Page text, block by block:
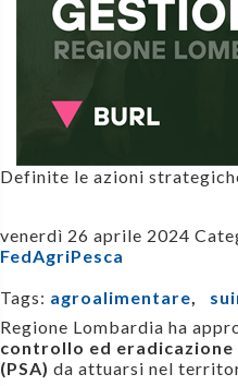
Definite le azioni
venerdì 26 aprile 2024
FedAgriPesca
Tags: agroalimentare,
Regione Lombardia ha
controllo ed eradicazione
(PSA) da attuarsi nel